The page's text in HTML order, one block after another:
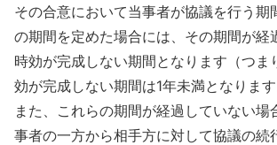
その合意において当事者が協議を行う期
の期間を定めた場合には、その期間が経
時効が完成しない期間となります（つま
効が完成しない期間は1年未満となります
また、これらの期間が経過していない場
事者の一方から相手方に対して協議の続